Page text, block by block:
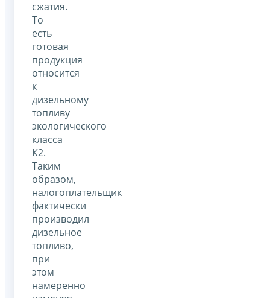
сжатия.
То
есть
готовая
продукция
относится
к
дизельному
топливу
экологического
класса
К2.
Таким
образом,
налогоплательщик
фактически
производил
дизельное
топливо,
при
этом
намеренно